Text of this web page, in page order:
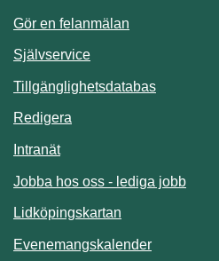
Gör en felanmälan
SjälvserviceLänk till annan
TillgänglighetsdatabasLänk till
Redigera
IntranätLänk till annan webbplats.
Jobba hos oss - lediga jobb
Lidköpingskartan
EvenemangskalenderLänk till